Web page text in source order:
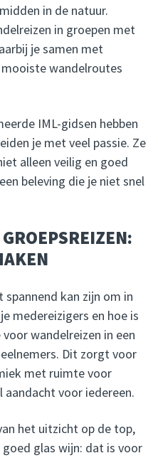
in de natuur.
in groepen met
je samen met
wandelroutes
IML-gidsen hebben
je met veel passie. Ze
alleen veilig en goed
beleving die je niet snel
spannend kan zijn om in
medereizigers en hoe is
wandelreizen in een
Dit zorgt voor
met ruimte voor
aandacht voor iedereen.
het uitzicht op de top,
glas wijn: dat is voor